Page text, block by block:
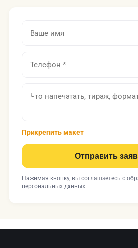
Прикрепить макет
Отправить
Нажимая кнопку, вы соглашаетесь с
персональных данных.